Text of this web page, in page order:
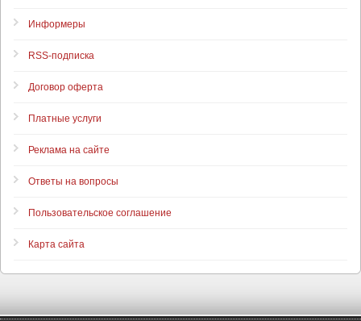
Информеры
RSS-подписка
Договор оферта
Платные услуги
Реклама на сайте
Ответы на вопросы
Пользовательское соглашение
Карта сайта